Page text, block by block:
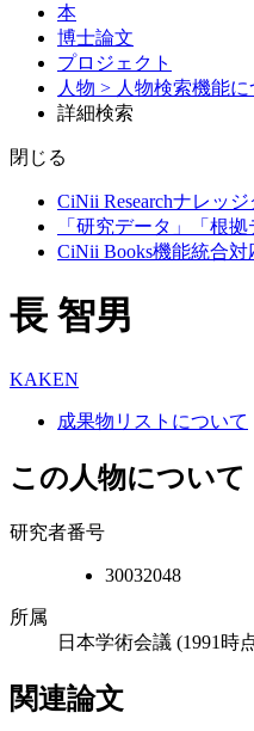
本
博士論文
プロジェクト
人物 > 人物検索機能に
詳細検索
閉じる
CiNii Researchナレッ
「研究データ」「根
CiNii Books機能統合
長 智男
KAKEN
成果物リストについて
この人物について
研究者番号
30032048
所属
日本学術会議 (1991時
関連論文